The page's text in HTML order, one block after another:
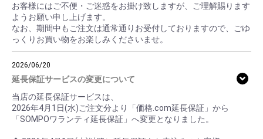
お客様にはご不便・ご迷惑をお掛け致しますが、ご理解賜ります
ようお願い申し上げます。
なお、期間中もご注文は通常通りお受付しておりますので、ごゆ
っくりお買い物をお楽しみくださいませ。
2026/06/20
延長保証サービスの変更について
当店の延長保証サービスは、
2026年4月1日(水)ご注文分より「価格.com延長保証」から
「SOMPOワランティ延長保証」へ変更となりました。